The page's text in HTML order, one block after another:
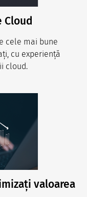
Cloud
cele mai bune
cu experiență
cloud.
valoarea